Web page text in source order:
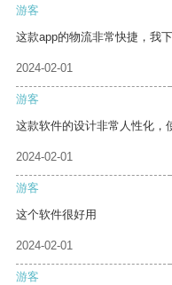
游客
这款app的物流非常快捷，我
2024-02-01
游客
这款软件的设计非常人性化，
2024-02-01
游客
这个软件很好用
2024-02-01
游客